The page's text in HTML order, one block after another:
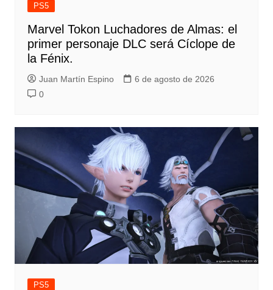
PS5
Marvel Tokon Luchadores de Almas: el
primer personaje DLC será Cíclope de
la Fénix.
Juan Martín Espino
6 de agosto de 2026
0
PS5